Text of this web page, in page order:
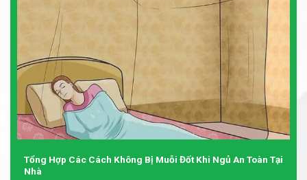
Tổng Hợp Các Cách Không Bị Muỗi Đốt Khi Ngủ An Toàn Tại
Nhà